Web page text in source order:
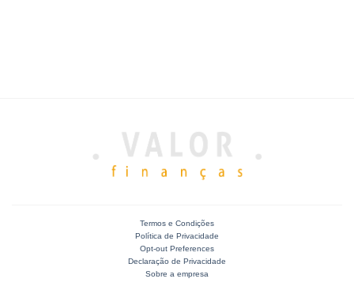
Termos e Condições
Política de Privacidade
Opt-out Preferences
Declaração de Privacidade
Sobre a empresa